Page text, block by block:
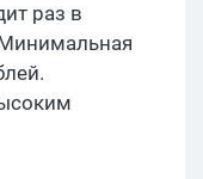
раз в